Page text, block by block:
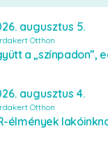
augusztus 5.
Otthon
augusztus 4.
Otthon
élmények